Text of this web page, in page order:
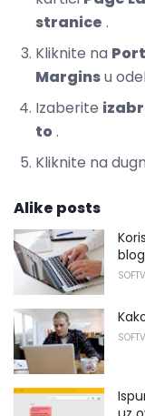
stranice .
Kliknite na
Marginsu
Izaberite
to.
Kliknite na
Alike posts